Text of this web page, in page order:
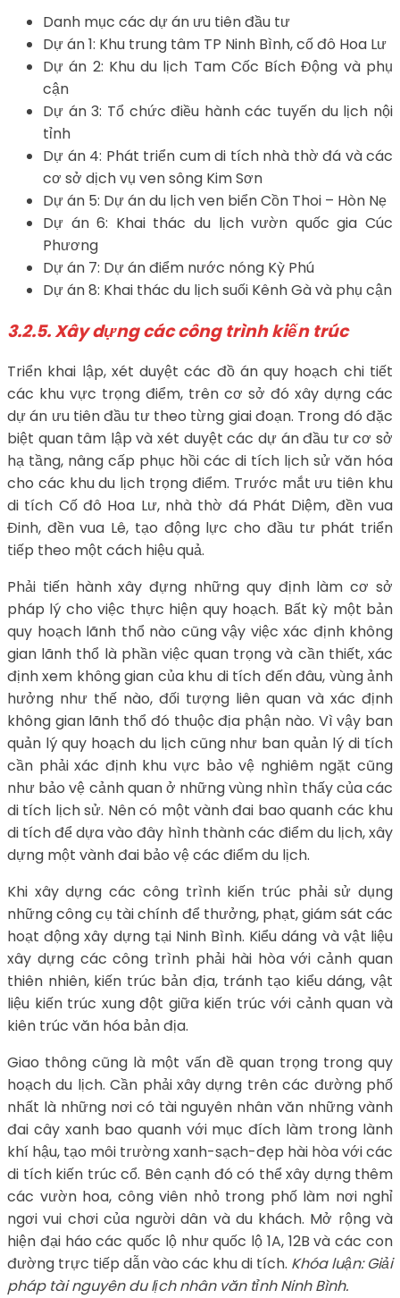
Danh mục các dự án ưu tiên đầu tư
Dự án 1: Khu trung tâm TP Ninh Bình, cố đô Hoa Lư
Dự án 2: Khu du lịch Tam Cốc Bích Động và phụ
cận
Dự án 3: Tổ chức điều hành các tuyến du lịch nội
tỉnh
Dự án 4: Phát triển cum di tích nhà thờ đá và các
cơ sở dịch vụ ven sông Kim Sơn
Dự án 5: Dự án du lịch ven biển Cồn Thoi – Hòn Nẹ
Dự án 6: Khai thác du lịch vườn quốc gia Cúc
Phương
Dự án 7: Dự án điểm nước nóng Kỳ Phú
Dự án 8: Khai thác du lịch suối Kênh Gà và phụ cận
3.2.5. Xây dựng các công trình kiến trúc
Triển khai lập, xét duyệt các đồ án quy hoạch chi tiết
các khu vực trọng điểm, trên cơ sở đó xây dựng các
dự án ưu tiên đầu tư theo từng giai đoạn. Trong đó đặc
biệt quan tâm lập và xét duyệt các dự án đầu tư cơ sở
hạ tầng, nâng cấp phục hồi các di tích lịch sử văn hóa
cho các khu du lịch trọng điểm. Trước mắt ưu tiên khu
di tích Cố đô Hoa Lư, nhà thờ đá Phát Diệm, đền vua
Đinh, đền vua Lê, tạo động lực cho đầu tư phát triển
tiếp theo một cách hiệu quả.
Phải tiến hành xây đựng những quy định làm cơ sở
pháp lý cho việc thực hiện quy hoạch. Bất kỳ một bản
quy hoạch lãnh thổ nào cũng vậy việc xác định không
gian lãnh thổ là phần việc quan trọng và cần thiết, xác
định xem không gian của khu di tích đến đâu, vùng ảnh
hưởng như thế nào, đối tượng liên quan và xác định
không gian lãnh thổ đó thuộc địa phận nào. Vì vậy ban
quản lý quy hoạch du lịch cũng như ban quản lý di tích
cần phải xác định khu vực bảo vệ nghiêm ngặt cũng
như bảo vệ cảnh quan ở những vùng nhìn thấy của các
di tích lịch sử. Nên có một vành đai bao quanh các khu
di tích để dựa vào đây hình thành các điểm du lịch, xây
dựng một vành đai bảo vệ các điểm du lịch.
Khi xây dựng các công trình kiến trúc phải sử dụng
những công cụ tài chính để thưởng, phạt, giám sát các
hoạt động xây dựng tại Ninh Bình. Kiểu dáng và vật liệu
xây dựng các công trình phải hài hòa với cảnh quan
thiên nhiên, kiến trúc bản địa, tránh tạo kiểu dáng, vật
liệu kiến trúc xung đột giữa kiến trúc với cảnh quan và
kiên trúc văn hóa bản địa.
Giao thông cũng là một vấn đề quan trọng trong quy
hoạch du lịch. Cần phải xây dựng trên các đường phố
nhất là những nơi có tài nguyên nhân văn những vành
đai cây xanh bao quanh với mục đích làm trong lành
khí hậu, tạo môi trường xanh-sạch-đẹp hài hòa với các
di tích kiến trúc cổ. Bên cạnh đó có thể xây dựng thêm
các vườn hoa, công viên nhỏ trong phố làm nơi nghỉ
ngơi vui chơi của người dân và du khách. Mở rộng và
hiện đại háo các quốc lộ như quốc lộ 1A, 12B và các con
đường trực tiếp dẫn vào các khu di tích. Khóa luận: Giải
pháp tài nguyên du lịch nhân văn tỉnh Ninh Bình.